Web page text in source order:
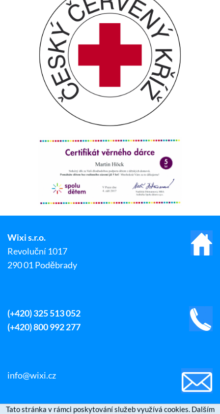
Wixi s.r.o.
Revoluční 1017
290 01 Poděbrady
(+420) 325 513 052
(+420) 800 992 277
info@wixi.cz
Tato stránka v rámci poskytování služeb využívá cookies. Dalším